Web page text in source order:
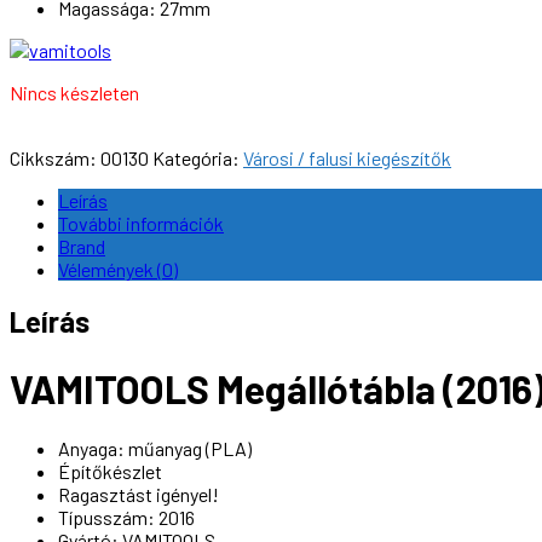
Magassága: 27mm
Nincs készleten
Cikkszám: 00130 Kategória: Városi / falusi kiegészítők
Leírás
További információk
Brand
Vélemények (0)
Leírás
VAMITOOLS Megállótábla
Anyaga: műanyag (PLA)
Építőkészlet
Ragasztást igényel!
Típusszám: 2016